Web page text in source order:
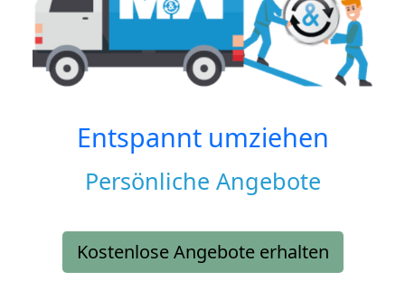
Entspannt umziehen
Persönliche Angebote
Kostenlose Angebote erhalten